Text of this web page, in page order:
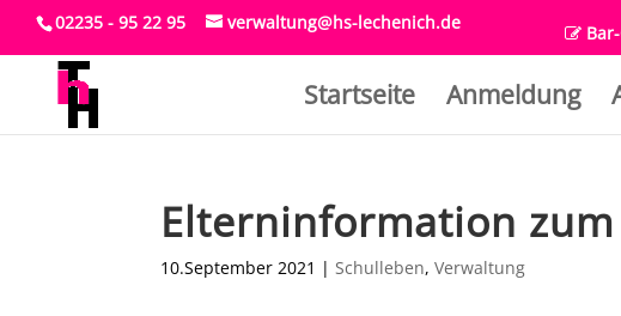
02235 - 95 22 95 verwaltung@hs-lechenich.de
Startseite Anmeldung
Elterninformation
10.September 2021 |Schulleben,Verwaltung